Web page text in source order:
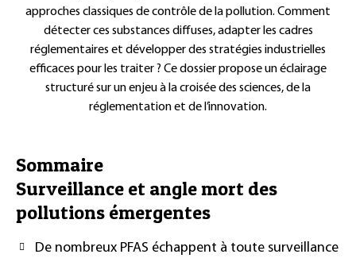
approches classiques de contrôle de la pollution. Comment
détecter ces substances diffuses, adapter les cadres
réglementaires et développer des stratégies industrielles
efficaces pour les traiter ? Ce dossier propose un éclairage
structuré sur un enjeu à la croisée des sciences, de la
réglementation et de l’innovation.
Sommaire
Surveillance et angle mort des
pollutions émergentes
De nombreux PFAS échappent à toute surveillance